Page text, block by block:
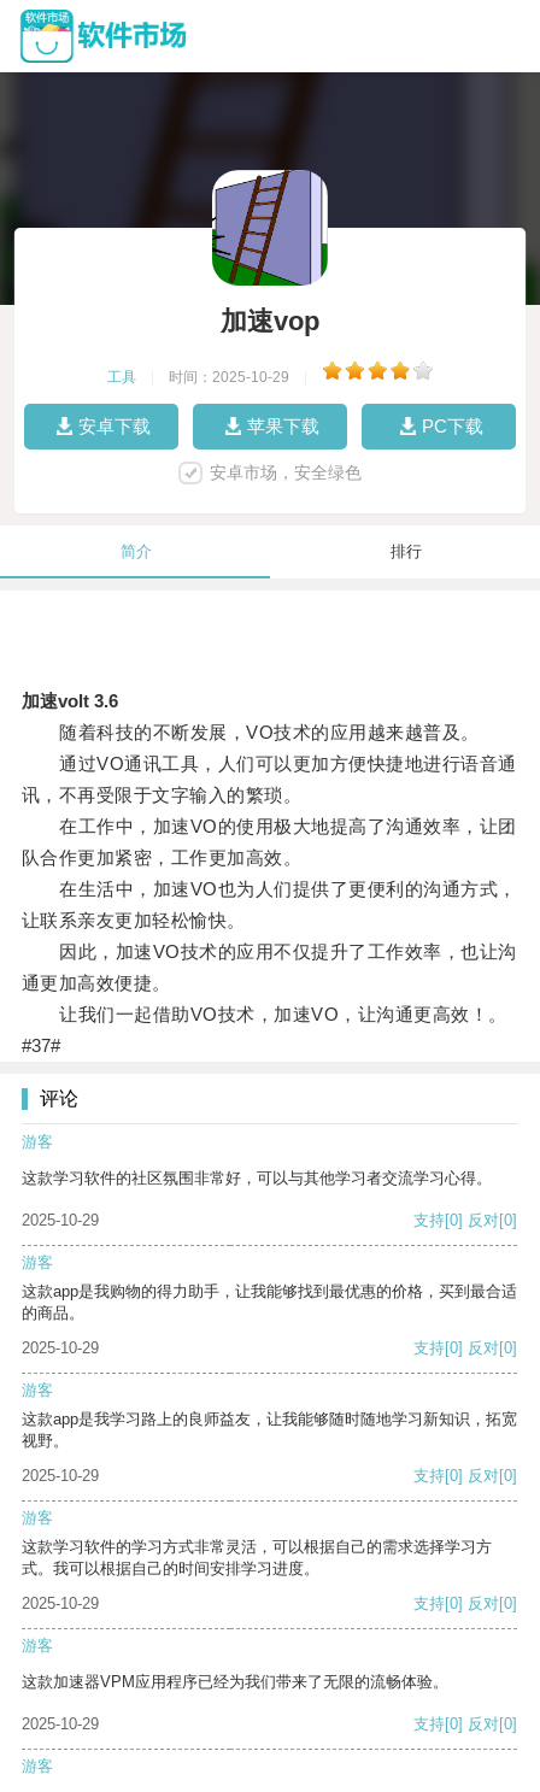
加速vop
工具 时间：2025-10-29
安卓下载 苹果下载 PC下载
安卓市场，安全绿色
简介 排行
加速volt 3.6
随着科技的不断发展，VO技术的应用越来越普及。
通过VO通讯工具，人们可以更加方便快捷地进行语音通
讯，不再受限于文字输入的繁琐。
在工作中，加速VO的使用极大地提高了沟通效率，让团
队合作更加紧密，工作更加高效。
在生活中，加速VO也为人们提供了更便利的沟通方式，
让联系亲友更加轻松愉快。
因此，加速VO技术的应用不仅提升了工作效率，也让沟
通更加高效便捷。
让我们一起借助VO技术，加速VO，让沟通更高效！。
#37#
评论
游客
这款学习软件的社区氛围非常好，可以与其他学习者交流学习心得。
2025-10-29 支持[0] 反对[0]
游客
这款app是我购物的得力助手，让我能够找到最优惠的价格，买到最合适
的商品。
2025-10-29
支持[0] 反对[0]
游客
这款app是我学习路上的良师益友，让我能够随时随地学习新知识，拓宽
视野。
2025-10-29
支持[0] 反对[0]
游客
这款学习软件的学习方式非常灵活，可以根据自己的需求选择学习方
式。我可以根据自己的时间安排学习进度。
2025-10-29
支持[0] 反对[0]
游客
这款加速器VPM应用程序已经为我们带来了无限的流畅体验。
2025-10-29 支持[0] 反对[0]
游客